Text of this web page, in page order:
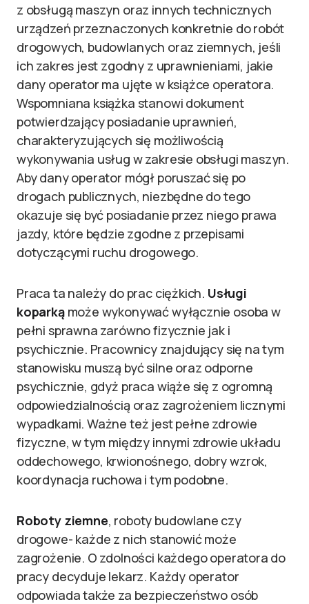
z obsługą maszyn oraz innych technicznych
urządzeń przeznaczonych konkretnie do robót
drogowych, budowlanych oraz ziemnych, jeśli
ich zakres jest zgodny z uprawnieniami, jakie
dany operator ma ujęte w książce operatora.
Wspomniana książka stanowi dokument
potwierdzający posiadanie uprawnień,
charakteryzujących się możliwością
wykonywania usług w zakresie obsługi maszyn.
Aby dany operator mógł poruszać się po
drogach publicznych, niezbędne do tego
okazuje się być posiadanie przez niego prawa
jazdy, które będzie zgodne z przepisami
dotyczącymi ruchu drogowego.
Praca ta należy do prac ciężkich. Usługi
koparkąmoże wykonywać wyłącznie osoba w
pełni sprawna zarówno fizycznie jak i
psychicznie. Pracownicy znajdujący się na tym
stanowisku muszą być silne oraz odporne
psychicznie, gdyż praca wiąże się z ogromną
odpowiedzialnością oraz zagrożeniem licznymi
wypadkami. Ważne też jest pełne zdrowie
fizyczne, w tym między innymi zdrowie układu
oddechowego, krwionośnego, dobry wzrok,
koordynacja ruchowa i tym podobne.
Roboty ziemne, roboty budowlane czy
drogowe- każde z nich stanowić może
zagrożenie. O zdolności każdego operatora do
pracy decyduje lekarz. Każdy operator
odpowiada także za bezpieczeństwo osób